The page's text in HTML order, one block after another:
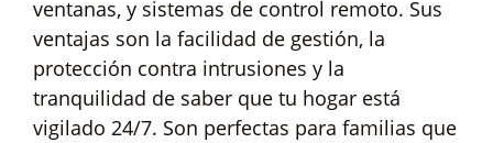
ventanas, y sistemas de control remoto. Sus
ventajas son la facilidad de gestión, la
protección contra intrusiones y la
tranquilidad de saber que tu hogar está
vigilado 24/7. Son perfectas para familias que